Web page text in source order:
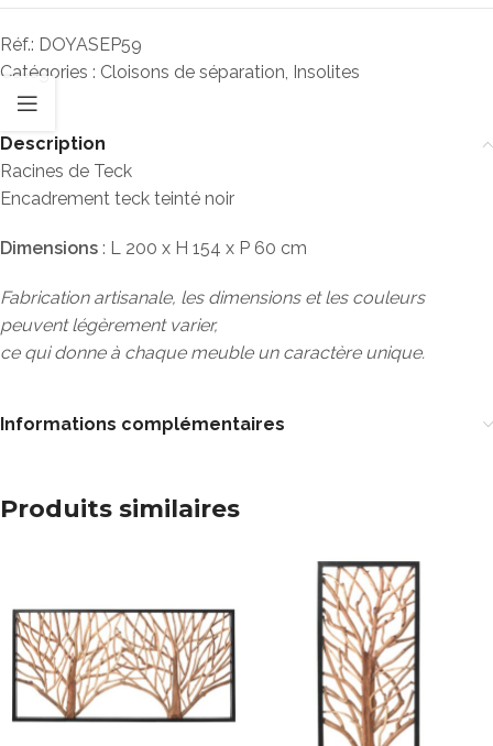
Réf.: DOYASEP59
Catégories : Cloisons de séparation, Insolites
Description
Racines de Teck
Encadrement teck teinté noir
Dimensions : L 200 x H 154 x P 60 cm
Fabrication artisanale, les dimensions et les couleurs
peuvent légèrement varier,
ce qui donne à chaque meuble un caractère unique.
Informations complémentaires
Produits similaires